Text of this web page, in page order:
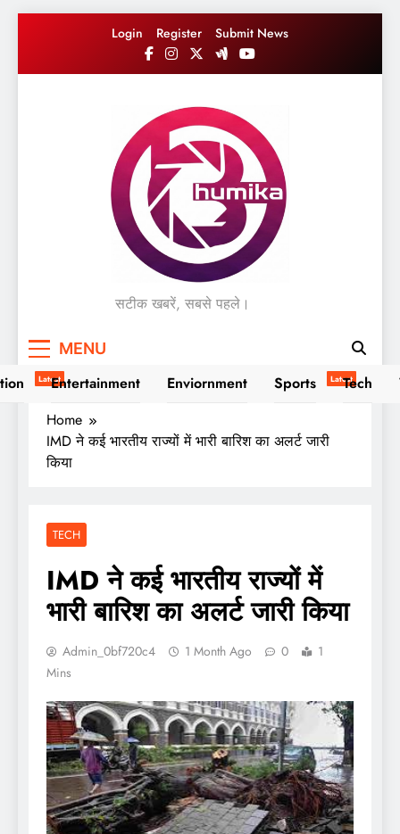
Login Register Submit News
सटीक खबरें, सबसे पहले।
MENU
LatestEntertainment Enviornment Sports LatestTech
Home
IMD ने कई भारतीय राज्यों में भारी बारिश का अलर्ट जारी
किया
TECH
IMD ने कई भारतीय राज्यों में
भारी बारिश का अलर्ट जारी किया
Admin_0bf720c4 1 Month Ago 0
1
Mins